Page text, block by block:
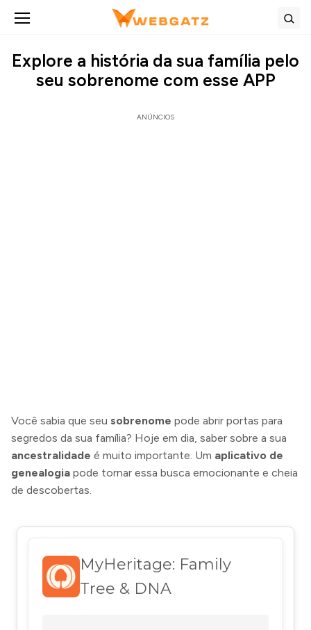
Abrir menu
Explore a história da sua família pelo
seu sobrenome com esse APP
ANÚNCIOS
Você sabia que seu sobrenome pode abrir portas para
segredos da sua família? Hoje em dia, saber sobre a sua
ancestralidade é muito importante. Um aplicativo de
genealogia pode tornar essa busca emocionante e cheia
de descobertas.
MyHeritage: Family
Tree & DNA